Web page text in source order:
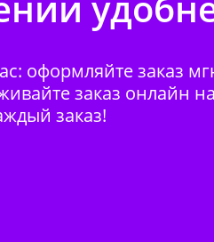
оформляйте заказ
заказ онлайн
заказ!